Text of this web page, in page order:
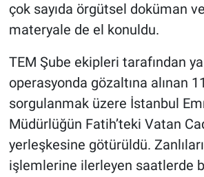
çok sayıda örgütsel doküman
materyale de el konuldu.
TEM Şube ekipleri tarafından
operasyonda gözaltına alınan
sorgulanmak üzere İstanbul
Müdürlüğün Fatih’teki Vatan
yerleşkesine götürüldü.
işlemlerine ilerleyen saatlerde
Programlar
Sağlık
Spor
Teknoloji
Türkiye'nin Geleceği